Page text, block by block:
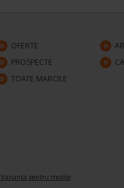
OFERTE
PROSPECTE
TOATE MARCILE
Varianta pentru mobile